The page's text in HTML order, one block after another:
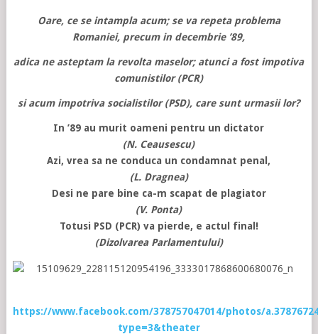
Oare, ce se intampla acum; se va repeta problema
Romaniei, precum in decembrie ’89,
adica ne asteptam la revolta maselor; atunci a fost impotiva
comunistilor (PCR)
si acum impotriva socialistilor (PSD), care sunt urmasii lor?
In ’89 au murit oameni pentru un dictator
(N. Ceausescu)
Azi, vrea sa ne conduca un condamnat penal,
(L. Dragnea)
Desi ne pare bine ca-m scapat de plagiator
(V. Ponta)
Totusi PSD (PCR) va pierde, e actul final!
(Dizolvarea Parlamentului)
https://www.facebook.com/378757047014/photos/
type=3&theater